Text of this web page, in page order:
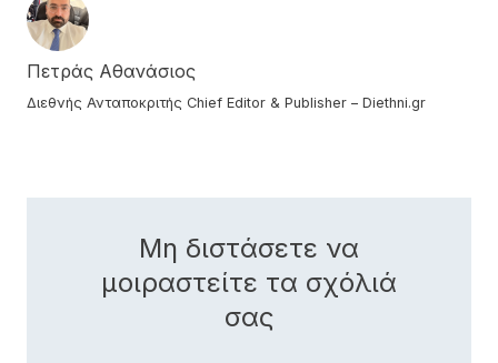
Πετράς Αθανάσιος
Διεθνής Ανταποκριτής Chief Editor & Publisher – Diethni.gr
Μη διστάσετε να
μοιραστείτε τα σχόλιά
σας